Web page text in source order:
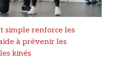
simple renforce les
à prévenir les
kinés